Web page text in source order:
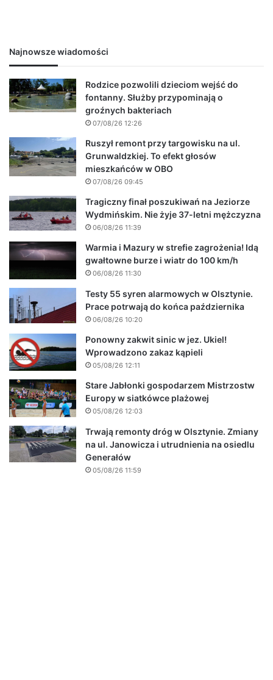
Najnowsze wiadomości
Rodzice pozwolili dzieciom wejść do
fontanny. Służby przypominają o
groźnych bakteriach
07/08/26 12:26
Ruszył remont przy targowisku na ul.
Grunwaldzkiej. To efekt głosów
mieszkańców w OBO
07/08/26 09:45
Tragiczny finał poszukiwań na Jeziorze
Wydmińskim. Nie żyje 37-letni mężczyzna
06/08/26 11:39
Warmia i Mazury w strefie zagrożenia! Idą
gwałtowne burze i wiatr do 100 km/h
06/08/26 11:30
Testy 55 syren alarmowych w Olsztynie.
Prace potrwają do końca października
06/08/26 10:20
Ponowny zakwit sinic w jez. Ukiel!
Wprowadzono zakaz kąpieli
05/08/26 12:11
Stare Jabłonki gospodarzem Mistrzostw
Europy w siatkówce plażowej
05/08/26 12:03
Trwają remonty dróg w Olsztynie. Zmiany
na ul. Janowicza i utrudnienia na osiedlu
Generałów
05/08/26 11:59